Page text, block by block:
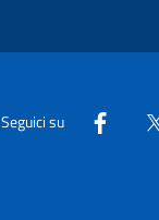
Seguici su